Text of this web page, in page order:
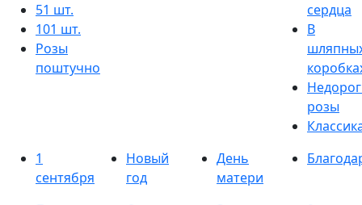
51 шт.
101 шт.
Розы
поштучно
сердца
В
розы
1
сентября
Новый
год
День
матери